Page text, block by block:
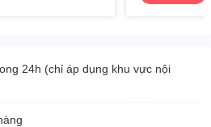
24h (chỉ áp dụng khu vực nội